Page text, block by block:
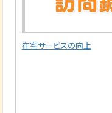
在宅サービスの向上